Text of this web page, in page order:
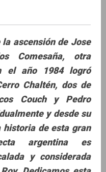
ascensión de Jose
Comesaña, otra
el año 1984 logró
Chaltén, dos de
Couch y Pedro
y desde su
historia de esta gran
argentina es
y considerada